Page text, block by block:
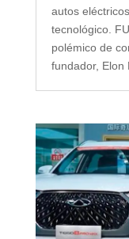
autos
tecnológico.
polémico de
fundador, Elon